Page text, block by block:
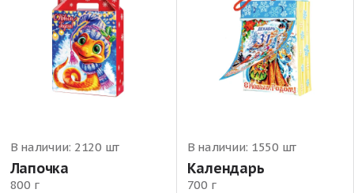
В наличии: 2120 шт
Лапочка
800 г
В наличии: 1550 шт
Календарь
700 г